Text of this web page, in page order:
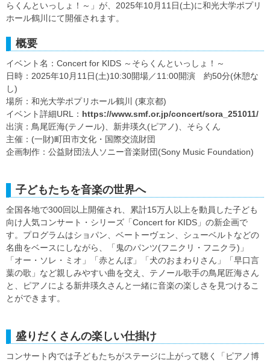
らくんといっしょ！～」が、2025年10月11日(土)に和光大学ポプリ
ホール鶴川にて開催されます。
概要
イベント名：Concert for KIDS ～そらくんといっしょ！～
日時：2025年10月11日(土)10:30開場／11:00開演 約50分(休憩な
し)
場所：和光大学ポプリホール鶴川 (東京都)
イベント詳細URL： https://www.smf.or.jp/concert/sora_251011/
出演：鳥尾匠海(テノール)、新井瑛久(ピアノ)、そらくん
主催：(一財)町田市文化・国際交流財団
企画制作：公益財団法人ソニー音楽財団(Sony Music Foundation)
子どもたちを音楽の世界へ
全国各地で300回以上開催され、累計15万人以上を動員した子ども
向け人気コンサート・シリーズ「Concert for KIDS」の新企画で
す。プログラムはショパン、ベートーヴェン、シューベルトなどの
名曲をベースにしながら、「鬼のパンツ(フニクリ・フニクラ)」
「オー・ソレ・ミオ」「赤とんぼ」「犬のおまわりさん」「早口言
葉の歌」など親しみやすい曲を交え、テノール歌手の鳥尾匠海さん
と、ピアノによる新井瑛久さんと一緒に音楽の楽しさを見つけるこ
とができます。
盛りだくさんの楽しい仕掛け
コンサート内では子どもたちがステージに上がって聴く「ピアノ博